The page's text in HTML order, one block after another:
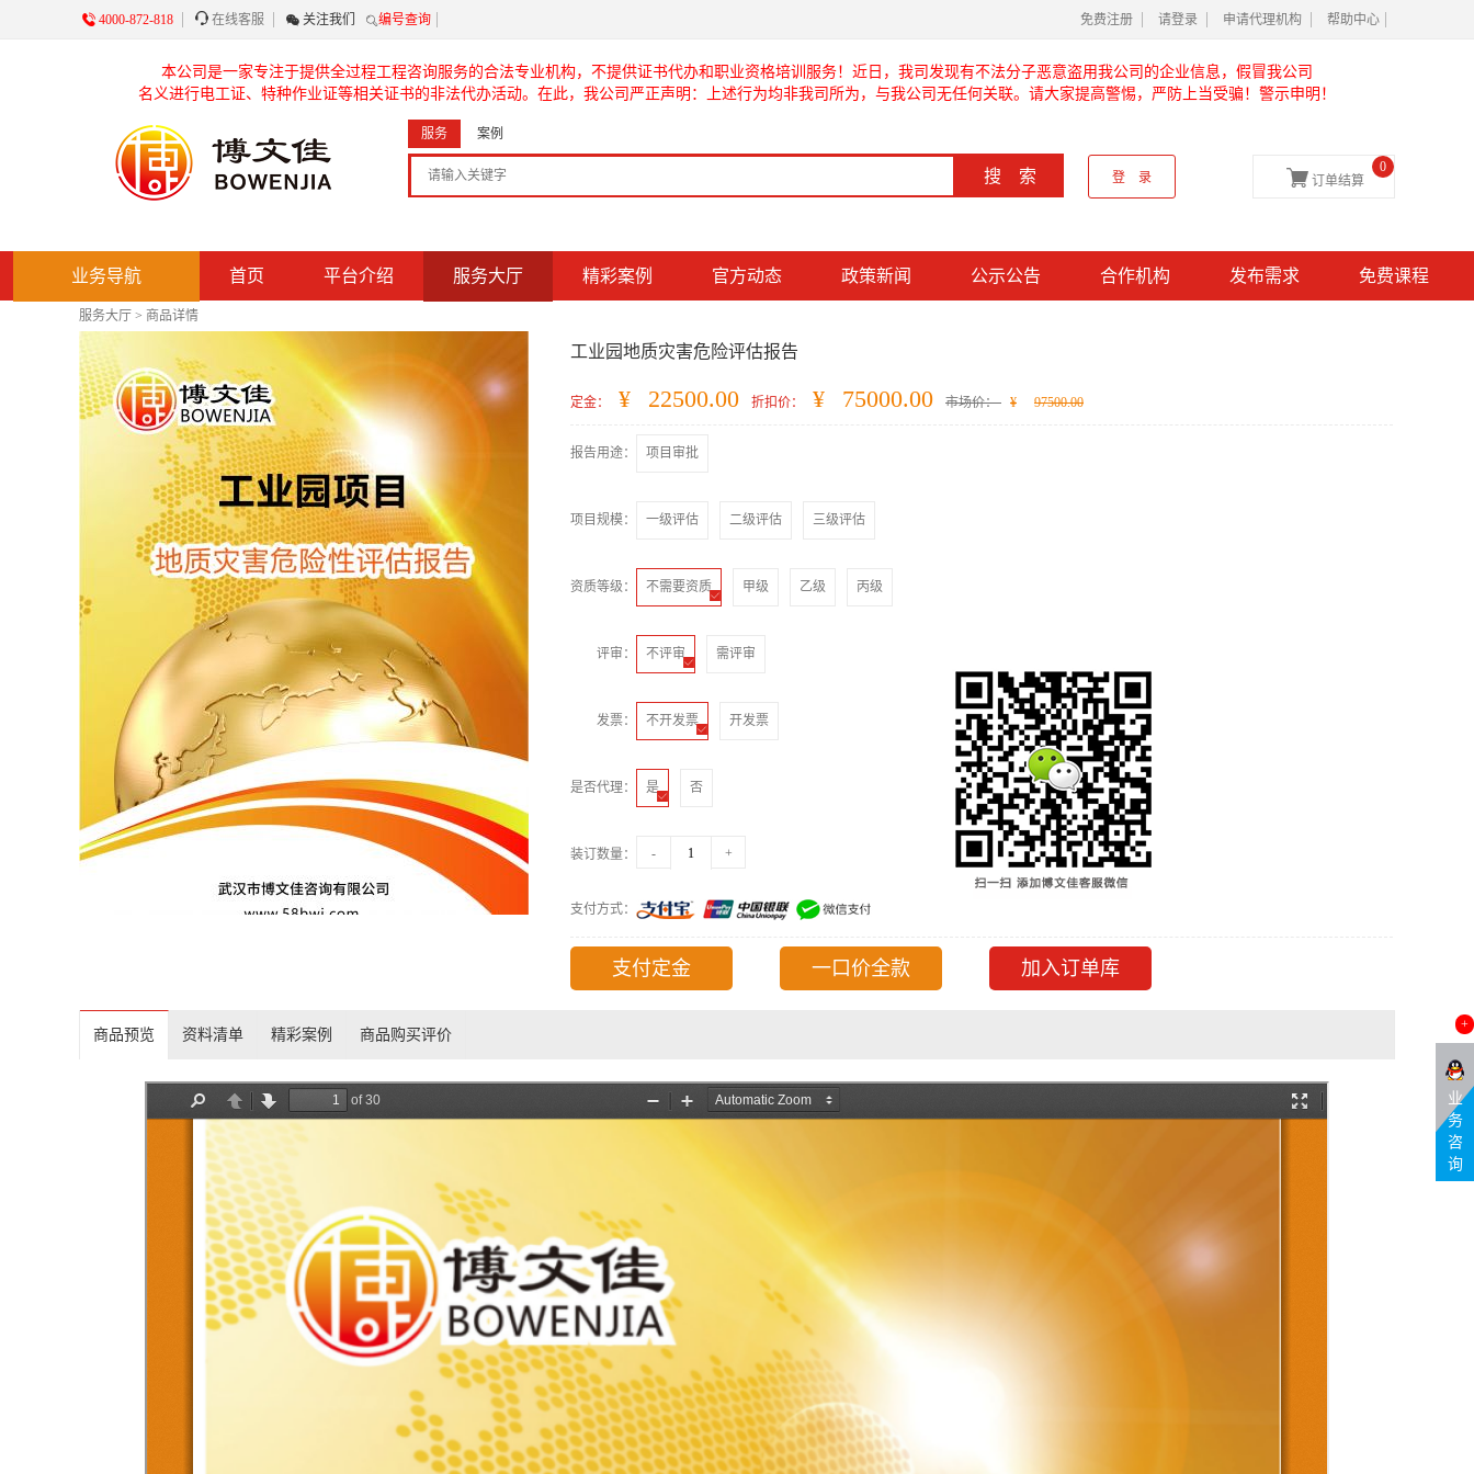
 4000-872-818  在线客服  关注我们 编号查询 免费注册 请登录 申请代理机构 帮助中心
本公司是一家专注于提供全过程工程咨询服务的合法专业机构，不提供证书代办和职业资格培训服务！近日，我司发现有不法分子恶意盗用我公司的企业信息，假冒我公司
名义进行电工证、特种作业证等相关证书的非法代办活动。在此，我公司严正声明：上述行为均非我司所为，与我公司无任何关联。请大家提高警惕，严防上当受骗！警示申明！
服务 案例
搜 索 登 录  订单结算
0
业务导航 首页 平台介绍 服务大厅 精彩案例 官方动态 政策新闻 公示公告 合作机构 发布需求 免费课程
服务大厅 > 商品详情
工业园地质灾害危险评估报告
定金： ¥ 22500.00 折扣价： ¥ 75000.00 市场价： ¥ 97500.00
报告用途： 项目审批
项目规模： 一级评估 二级评估 三级评估
资质等级： 不需要资质 甲级 乙级 丙级
评审： 不评审 需评审
发票： 不开发票 开发票
是否代理： 是
 否
装订数量： - +
支付方式：
支付定金 一口价全款 加入订单库
商品预览 资料清单 精彩案例 商品购买评价
+
业
务
咨
询